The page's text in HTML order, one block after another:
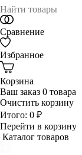
Сравнение
Избранное
Корзина
Ваш заказ 0 товара
Очистить корзину
Итого: 0 ₽
Перейти в корзину
Каталог товаров